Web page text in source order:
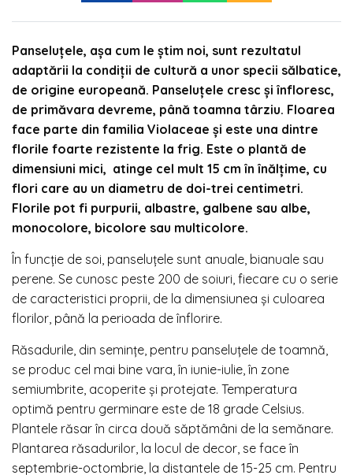
Panseluțele, așa cum le știm noi, sunt rezultatul
adaptării la condiții de cultură a unor specii sălbatice,
de origine europeană. Panseluțele cresc și înfloresc,
de primăvara devreme, până toamna târziu. Floarea
face parte din familia Violaceae și este una dintre
florile foarte rezistente la frig. Este o plantă de
dimensiuni mici, atinge cel mult 15 cm în înălțime, cu
flori care au un diametru de doi-trei centimetri.
Florile pot fi purpurii, albastre, galbene sau albe,
monocolore, bicolore sau multicolore.
În funcție de soi, panseluțele sunt anuale, bianuale sau
perene. Se cunosc peste 200 de soiuri, fiecare cu o serie
de caracteristici proprii, de la dimensiunea și culoarea
florilor, până la perioada de înflorire.
Răsadurile, din semințe, pentru panseluțele de toamnă,
se produc cel mai bine vara, în iunie-iulie, în zone
semiumbrite, acoperite și protejate. Temperatura
optimă pentru germinare este de 18 grade Celsius.
Plantele răsar în circa două săptămâni de la semănare.
Plantarea răsadurilor, la locul de decor, se face în
septembrie-octombrie, la distantele de 15-25 cm. Pentru